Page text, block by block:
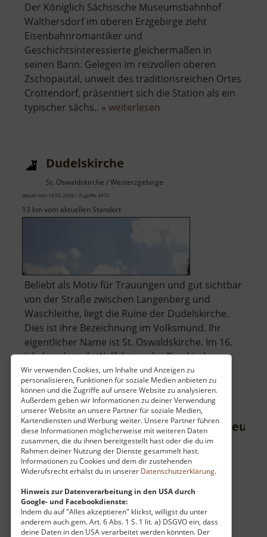
Wir verwenden Cookies, um Inhalte und Anzeigen zu
personalisieren, Funktionen für soziale Medien anbieten zu
können und die Zugriffe auf unsere Website zu analysieren.
Außerdem geben wir Informationen zu deiner Verwendung
unserer Website an unsere Partner für soziale Medien,
Kartendiensten und Werbung weiter. Unsere Partner führen
diese Informationen möglicherweise mit weiteren Daten
zusammen, die du ihnen bereitgestellt hast oder die du im
Rahmen deiner Nutzung der Dienste gesammelt hast.
Informationen zu Cookies und dem dir zustehenden
Widerufsrecht erhälst du in unserer Datenschutzerklärung.
Hinweis zur Datenverarbeitung in den USA durch
Google- und Facebookdienste:
Indem du auf "Alles akzeptieren" klickst, willigst du unter
anderem auch gem. Art. 6 Abs. 1 S. 1 lit. a) DSGVO ein, dass
deine Daten in den USA verarbeitet werden könnten. Der
Der Königlich Sächsische Museumsbahnhof
Walthersdorf im oberen Erzgebirge zieht
Eisenbahnromantiker und
Geschichtsinteressierte gleichermaßen in
seinen Bann. Gelegen im reizvollen oberen
Zschopautal, unweit des traditionsreichen Ortes
Crottendorf, präsentiert sich die Station als ein
typischer sächs.. » weiterlesen
Dudelskirche
St. Oswaldskirche / Westerzgebirge
aktuell vom 10.06.2026 / Zugriffe: 4972
13 km vom aktuellen Standort
Beliebt als Motiv für Trauungen und gut sichtbar
von der Straße zwischen Langenberg und
Waschleithe, liegt die Ruine der Dudelskirche.
Dies ist ihre Bezeichnung im Volksmund. Ihr
eigentlicher Name ist St. Oswaldskirche. Im 16.
Jahrhundert als Walfahrts oder Bergkirche
errichtetet, verfiel nach Auflö.. »weiterlesen
Erzgebirgisches Glashüttenmuseum
Osterzgebirge
aktuell vom 07.06.2026 / Zugriffe: 33661
34 km vom aktuellen Standort